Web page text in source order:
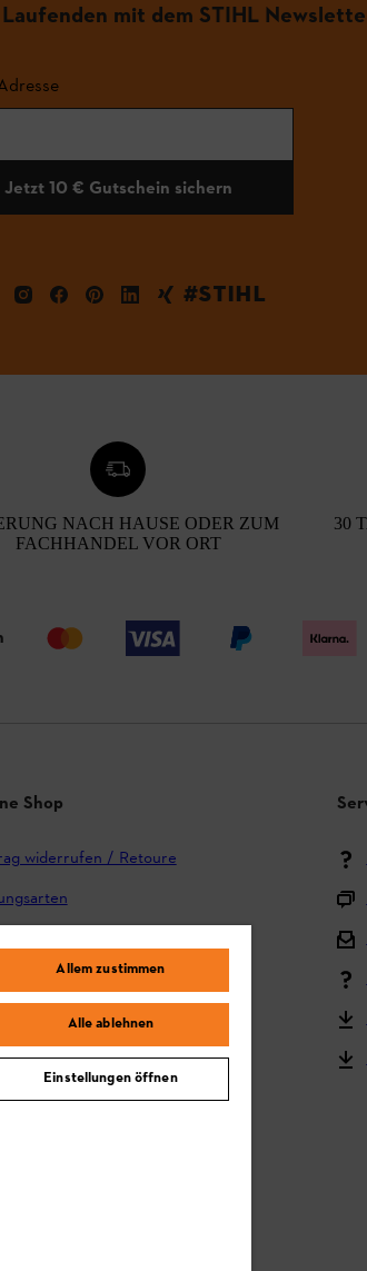
mit dem STIHL
Jetzt 10 € Gutschein sichern
#STIHL
NACH HAUSE ODER ZUM
FACHHANDEL VOR ORT
30
Shop
widerrufen / Retoure
und Garantie
Kooperationsprogramm
Bedienungsanleitungen
Allem zustimmen
Alle ablehnen
Einstellungen öffnen